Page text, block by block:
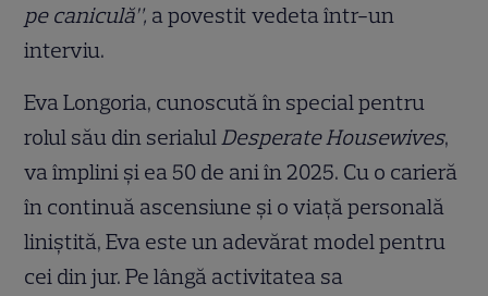
pe caniculă”, a povestit vedeta într-un
interviu.
Eva Longoria, cunoscută în special pentru
rolul său din serialulDesperate Housewives,
va împlini și ea 50 de ani în 2025. Cu o carieră
în continuă ascensiune și o viață personală
liniștită, Eva este un adevărat model pentru
cei din jur. Pe lângă activitatea sa